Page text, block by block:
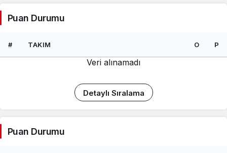
Puan Durumu
# TAKIM O P
Veri alınamadı
Detaylı Sıralama
Puan Durumu